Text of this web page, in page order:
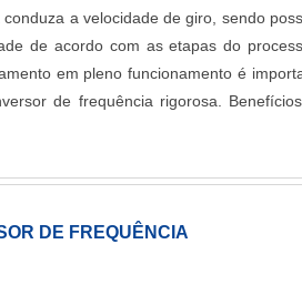
a velocidade de giro, sendo
de acordo com as etapas do
em pleno funcionamento é
de frequência rigorosa. Benefícios
DE FREQUÊNCIA